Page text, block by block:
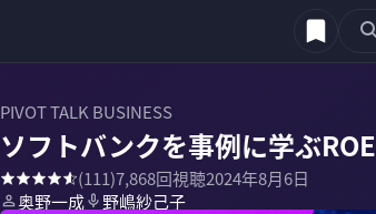
PIVOT TALK BUSINESS
ソフトバンクを事例に学ぶROE
(111)7,868回視聴2024年8月6日
奥野一成
野嶋紗己子